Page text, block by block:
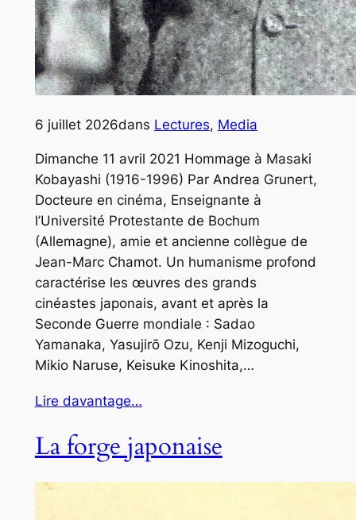
6 juillet 2026dans Lectures, Media
Dimanche 11 avril 2021 Hommage à Masaki
Kobayashi (1916-1996) Par Andrea Grunert,
Docteure en cinéma, Enseignante à
l’Université Protestante de Bochum
(Allemagne), amie et ancienne collègue de
Jean-Marc Chamot. Un humanisme profond
caractérise les œuvres des grands
cinéastes japonais, avant et après la
Seconde Guerre mondiale : Sadao
Yamanaka, Yasujirō Ozu, Kenji Mizoguchi,
Mikio Naruse, Keisuke Kinoshita,…
Lire davantage…
La forge japonaise